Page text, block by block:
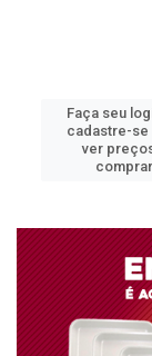
Faça seu
cadastre-se
ver
comprar